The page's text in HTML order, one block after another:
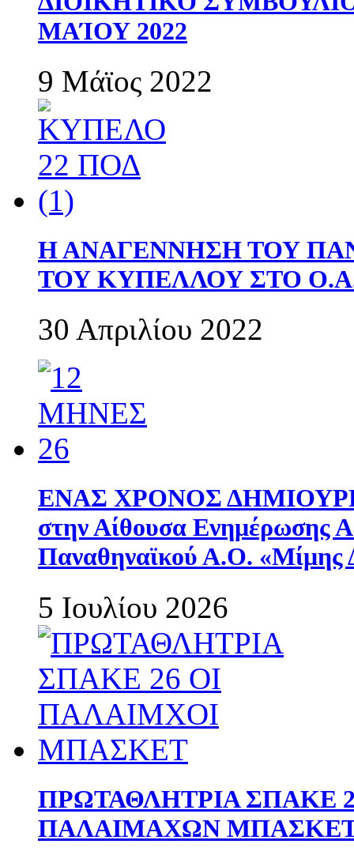
ΜΑΊΟΥ 2022
9 Μάϊος 2022
Η ΑΝΑΓΕΝΝΗΣΗ ΤΟΥ
ΤΟΥ ΚΥΠΕΛΛΟΥ ΣΤΟ
30 Απριλίου 2022
ΕΝΑΣ ΧΡΟΝΟΣ
στην Αίθουσα Ενημέρωσης
Παναθηναϊκού Α.Ο. «Μίμης
5 Ιουλίου 2026
ΠΡΩΤΑΘΛΗΤΡΙΑ ΣΠΑΚΕ
ΠΑΛΑΙΜΑΧΩΝ